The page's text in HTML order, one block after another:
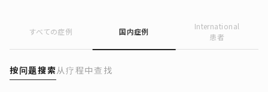
すべての症例 国内症例
International
患者
按问题搜索从疗程中查找